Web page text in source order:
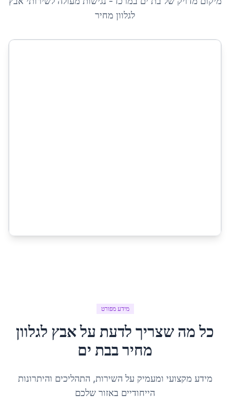
לגלוון מחיר
מידע מפורט
כל מה שצריך לדעת עלאבץ לגלוון
מחירבבת ים
מידע מקצועי ומעמיק על השירות, התהליכים והיתרונות
הייחודיים באזור שלכם